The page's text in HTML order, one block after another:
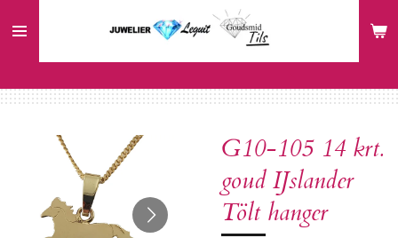
direct
hoofdinhoud
G10-105 14 krt.
goud IJslander
Tölt hanger